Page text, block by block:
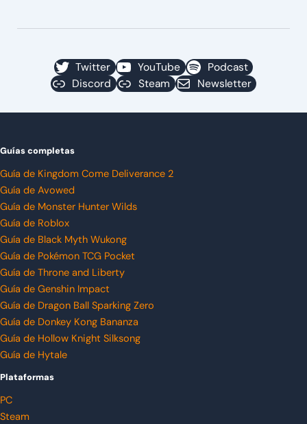
Twitter YouTube
Podcast
Discord
Steam Newsletter
Guías completas
Guía de Kingdom Come Deliverance 2
Guía de Avowed
Guía de Monster Hunter Wilds
Guía de Roblox
Guía de Black Myth Wukong
Guía de Pokémon TCG Pocket
Guía de Throne and Liberty
Guía de Genshin Impact
Guía de Dragon Ball Sparking Zero
Guía de Donkey Kong Bananza
Guía de Hollow Knight Silksong
Guía de Hytale
Plataformas
PC
Steam